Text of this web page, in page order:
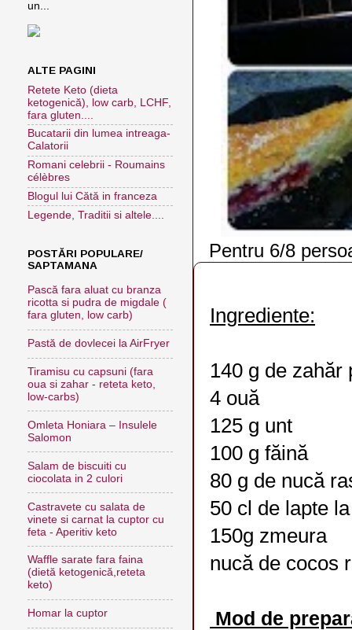
Pentru 6/8
Ingrediente:
140 g de
4 ouă
125 g unt
100 g făină
80 g de nucă
50 cl de lapte
150g zmeura
nucă de cocos
Mod de
un...
ALTE PAGINI
Retete Keto (dieta
ketogenică), low carb, LCHF,
fara gluten....
Bucatarii din lumea intreaga-
Calatorii
Romani celebrii - Roumains
célèbres
Blogul lui Cătă in franceza
Legende, Traditii si altele....
POSTĂRI POPULARE/
SAPTAMANA
Pască fara aluat cu branza
ricotta si pudra de migdale (
fara gluten, low carb)
Pastă de dovlecei la AirFryer
Tiramisu cu capsuni (fara
oua si zahar - reteta keto,
low-carbs)
Omleta Honiara – Insulele
Salomon
Salam de biscuiti cu
ciocolata in 2 culori
Castravete cu salata de
vinete si carnat la cuptor cu
feta - Aperitiv keto
Waffle sarate fara faina
(dietă ketogenică,reteta
keto)
Homar la cuptor